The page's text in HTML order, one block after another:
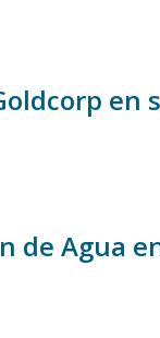
en
de Agua